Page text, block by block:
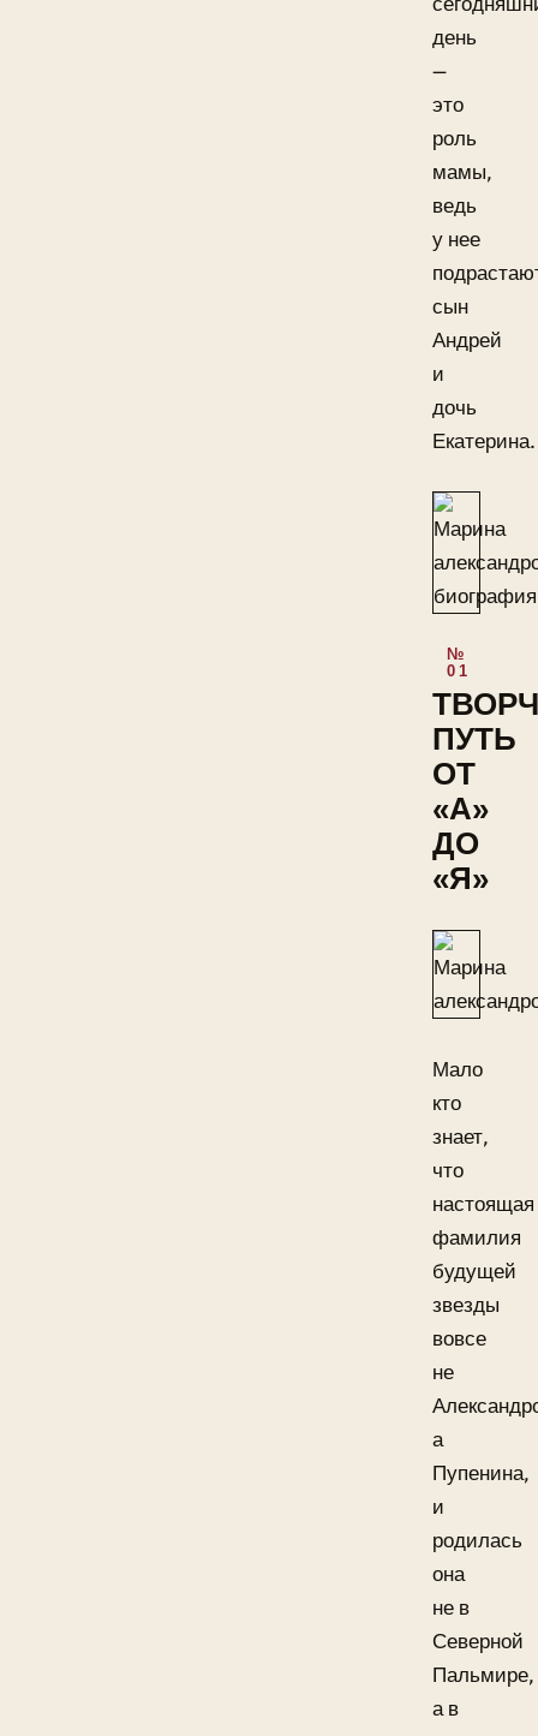
день
—
это
роль
мамы,
ведь
у нее
сын
Андрей
и
дочь
Екатерина.
ПУТЬ
ОТ
«А»
ДО
«Я»
Мало
кто
знает,
что
настоящая
фамилия
будущей
звезды
вовсе
не
а
Пупенина,
и
родилась
она
не в
Северной
Пальмире,
а в